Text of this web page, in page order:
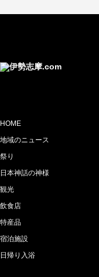
HOME
地域のニュース
祭り
日本神話の神様
観光
飲食店
特産品
宿泊施設
日帰り入浴